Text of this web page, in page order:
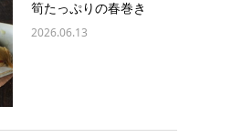
筍たっぷりの春巻き
2026.06.13